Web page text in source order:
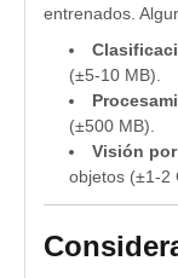
30
31
32
33
34
35
36
37
39
End
End Sub
' Función
Private
' Este es
Return
End
entrenados.
(±5-10 MB).
(±500 MB).
Visión
objetos (±1-2